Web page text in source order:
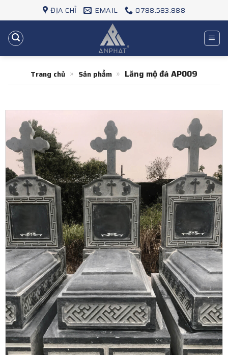
đến
nội
dung
ĐỊA CHỈ EMAIL 0788.583.888
Trang chủ » Sản phẩm » Lăng mộ đá AP009